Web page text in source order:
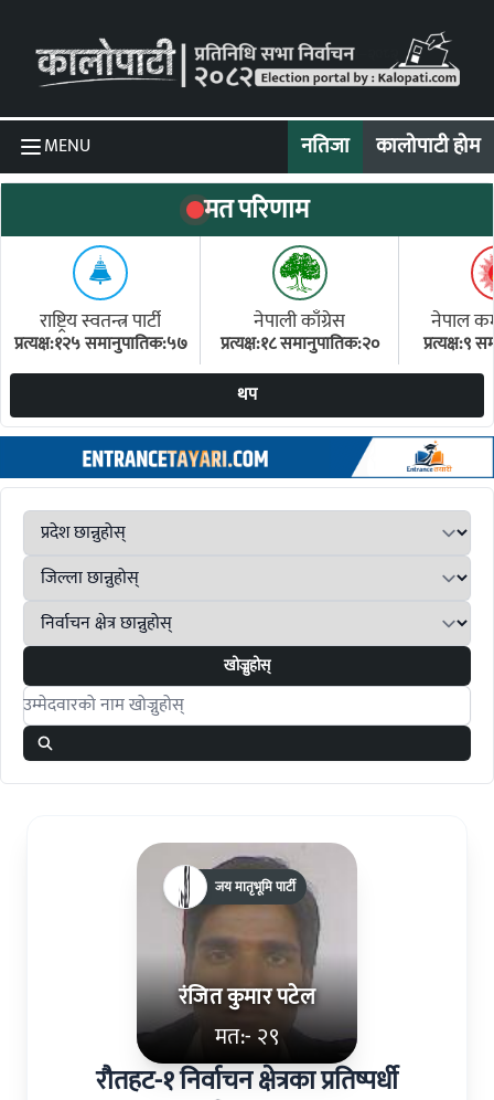
MENU नतिजा कालोपाटी होम
मत परिणाम
राष्ट्रिय स्वतन्त्र पार्टी
प्रत्यक्ष:१२५ समानुपातिक:५७
नेपाली काँग्रेस
प्रत्यक्ष:१८ समानुपातिक:२०
नेपाल
प्रत्यक्ष:९
थप
खोज्नुहोस्
Search candidates
र‌ंजित कुमार पटेल
मत:- २९
जय मातृभूमि पार्टी
रौतहट-१ निर्वाचन क्षेत्रका प्रतिष्पर्धी